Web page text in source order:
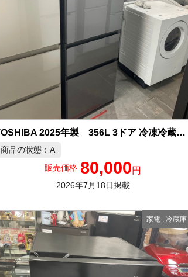
TOSHIBA 2025年製 356L 3ドア 冷凍冷蔵庫 中古品販売
商品の状態：A
販売価格 80,000円
2026年7月18日掲載
家電, 冷蔵庫